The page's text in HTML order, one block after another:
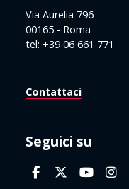
Via Aurelia 796
00165 - Roma
tel: +39 06 661 771
Contattaci
Seguici su